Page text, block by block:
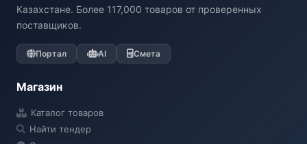
Казахстане. Более 117,000 товаров от проверенных
поставщиков.
Портал AI Смета
Магазин
Каталог товаров
Найти тендер